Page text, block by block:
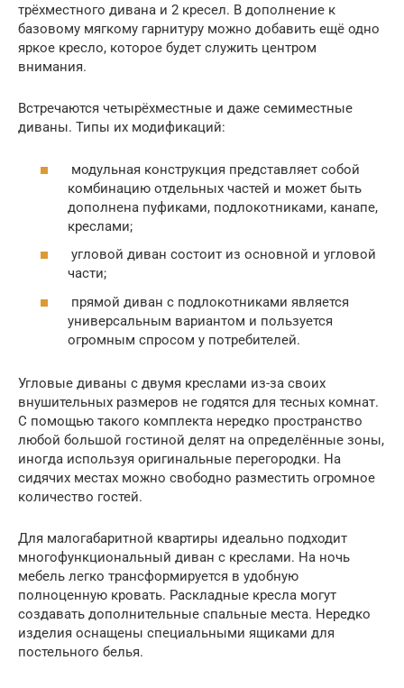
трёхместного дивана и 2 кресел. В дополнение к
базовому мягкому гарнитуру можно добавить ещё одно
яркое кресло, которое будет служить центром
внимания.
Встречаются четырёхместные и даже семиместные
диваны. Типы их модификаций:
модульная конструкция представляет собой
комбинацию отдельных частей и может быть
дополнена пуфиками, подлокотниками, канапе,
креслами;
угловой диван состоит из основной и угловой
части;
прямой диван с подлокотниками является
универсальным вариантом и пользуется
огромным спросом у потребителей.
Угловые диваны с двумя креслами из-за своих
внушительных размеров не годятся для тесных комнат.
С помощью такого комплекта нередко пространство
любой большой гостиной делят на определённые зоны,
иногда используя оригинальные перегородки. На
сидячих местах можно свободно разместить огромное
количество гостей.
Для малогабаритной квартиры идеально подходит
многофункциональный диван с креслами. На ночь
мебель легко трансформируется в удобную
полноценную кровать. Раскладные кресла могут
создавать дополнительные спальные места. Нередко
изделия оснащены специальными ящиками для
постельного белья.